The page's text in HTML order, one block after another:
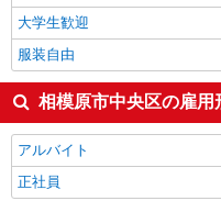
大学生歓迎
服装自由
相模原市中央区の雇用
アルバイト
正社員